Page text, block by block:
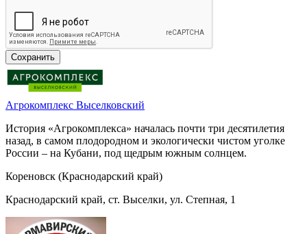
Агрокомплекс Выселковский
История «Агрокомплекса» началась почти три десятилетия
назад, в самом плодородном и экологически чистом уголке
России – на Кубани, под щедрым южным солнцем.
Кореновск (Краснодарский край)
Краснодарский край, ст. Выселки, ул. Степная, 1